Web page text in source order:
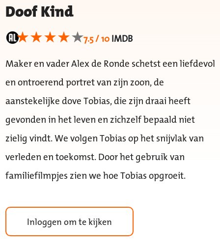
Doof Kind
7.5 / 10IMDB
Maker en vader Alex de Ronde schetst een liefdevol
en ontroerend portret van zijn zoon, de
aanstekelijke dove Tobias, die zijn draai heeft
gevonden in het leven en zichzelf bepaald niet
zielig vindt. We volgen Tobias op het snijvlak van
verleden en toekomst. Door het gebruik van
familiefilmpjes zien we hoe Tobias opgroeit.
Inloggen om te kijken